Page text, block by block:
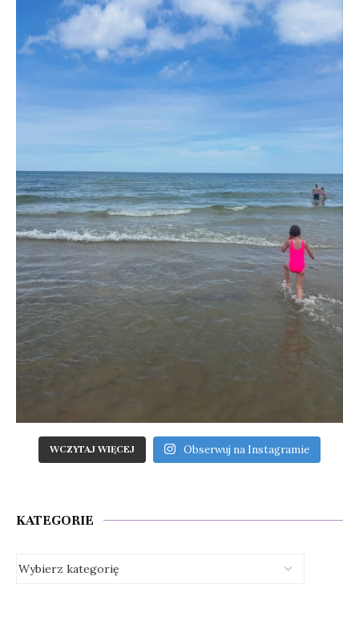
WCZYTAJ WIĘCEJ Obserwuj na Instagramie
KATEGORIE